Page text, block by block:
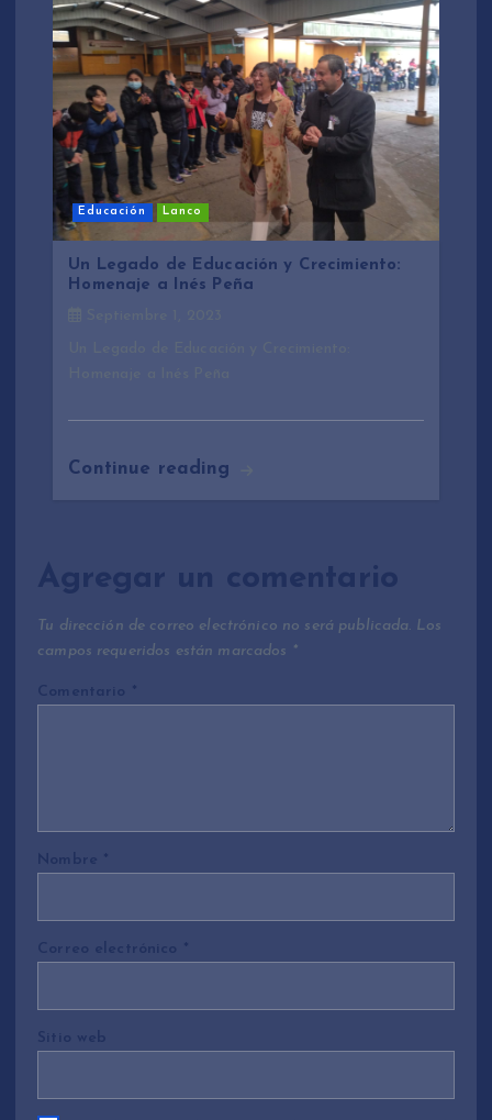
Educación Lanco
Un Legado de Educación y Crecimiento:
Homenaje a Inés Peña
Continue reading
Agregar un comentario
Tu dirección de correo electrónico no será publicada. Los
campos requeridos están marcados *
Comentario *
Nombre *
Correo electrónico *
Sitio web